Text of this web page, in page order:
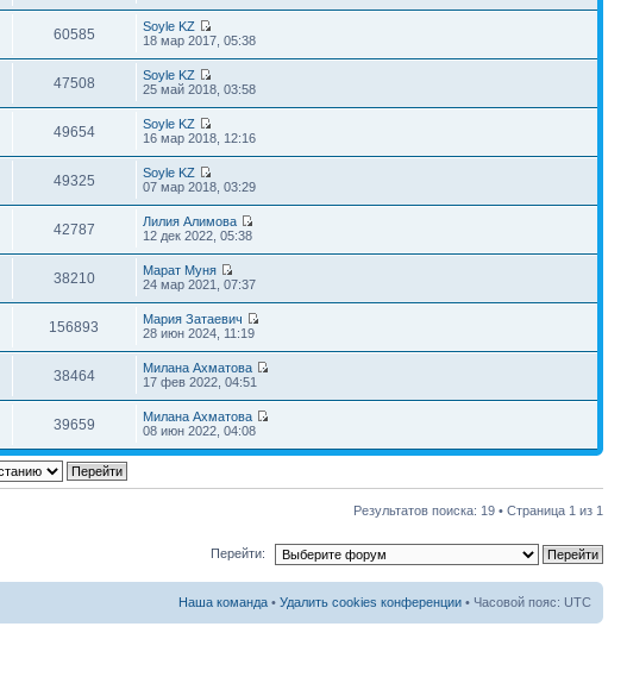
60585
Soyle KZ
18 мар 2017, 05:38
47508
Soyle KZ
25 май 2018, 03:58
49654
Soyle KZ
16 мар 2018, 12:16
49325
Soyle KZ
07 мар 2018, 03:29
42787
Лилия Алимова
12 дек 2022, 05:38
38210
Марат Муня
24 мар 2021, 07:37
156893
Мария Затаевич
28 июн 2024, 11:19
38464
Милана Ахматова
17 фев 2022, 04:51
39659
Милана Ахматова
08 июн 2022, 04:08
Результатов поиска: 19 • Страница 1 из 1
Перейти:
Наша команда • Удалить cookies конференции • Часовой пояс: UTC